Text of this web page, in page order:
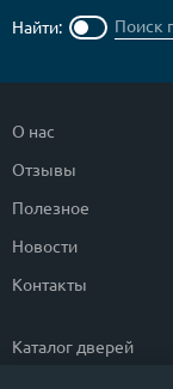
Найти:
О нас
Отзывы
Полезное
Новости
Контакты
Каталог дверей